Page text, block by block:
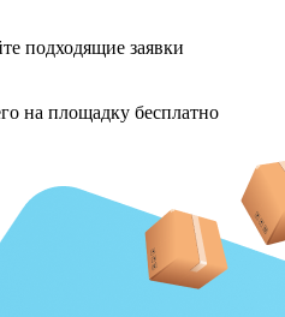
подходящие заявки
на площадку бесплатно